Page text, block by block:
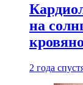
на
2 года